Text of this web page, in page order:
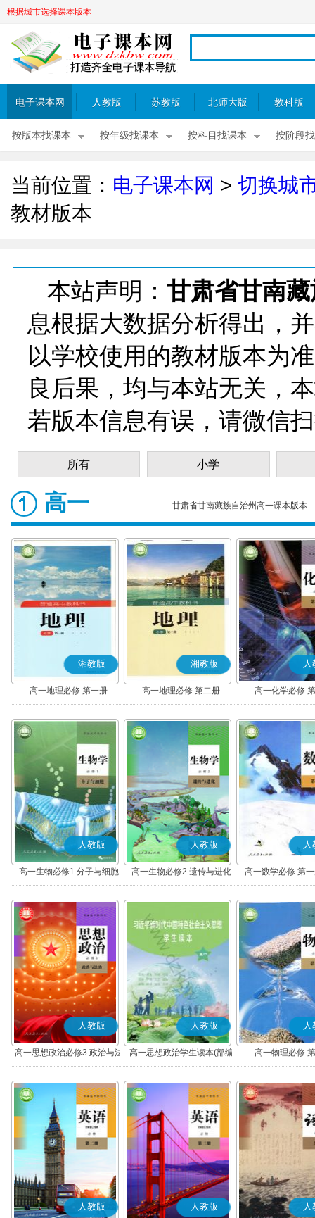
根据城市选择课本版本
电子课本网 人教版 苏教版 北师大版 教科版
按版本找课本 按年级找课本 按科目找课本 按阶段
当前位置： 电子课本网 > 切换城
教材版本
本站声明： 甘肃省甘南
息根据大数据分析得出，
以学校使用的教材版本为
良后果，均与本站无关，
若版本信息有误，请微信
所有 小学
高一 甘肃省甘南藏族自治州高一课本版本
湘教版
高一地理必修 第一册
湘教版
高一地理必修 第二册
人
高一化学必修
人教版
高一生物必修1 分子与细胞
人教版
高一生物必修2 遗传与进化
人
高一数学必修 第
人教版
高一思想政治必修3 政治与法
治(部编版)
人教版
高一思想政治学生读本(部编
版)
人
高一物理必修
人教版 人教版 人